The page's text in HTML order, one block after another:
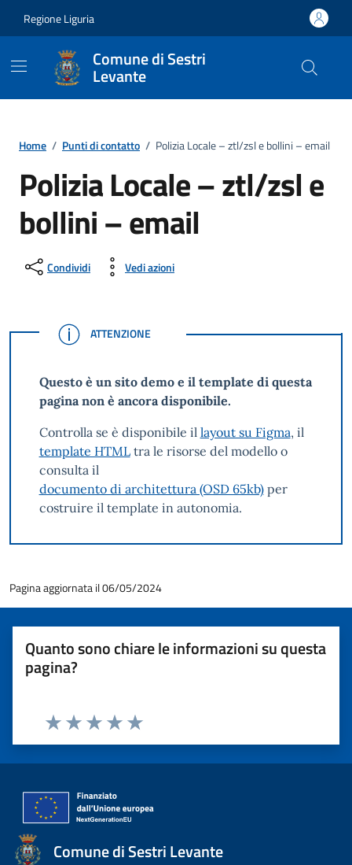
Regione Liguria
Comune di Sestri
Levante
Home / Punti di contatto / Polizia Locale – ztl/zsl e bollini – email
Polizia Locale – ztl/zsl e
bollini – email
Condividi Vedi azioni
ATTENZIONE
ATTENZIONE
Questo è un sito demo e il template di questa
pagina non è ancora disponibile.
Controlla se è disponibile il layout su Figma, il
template HTMLtra le risorse del modello o
consulta il
documento di architettura (OSD 65kb)per
costruire il template in autonomia.
Pagina aggiornata il 06/05/2024
Quanto sono chiare le informazioni su questa
pagina?
Valuta 5 stelle su 5
Valuta 4 stelle su 5
Valuta 3 stelle su 5
Valuta 2 stelle su 5
Valuta 1 stelle su 5
Comune di Sestri Levante